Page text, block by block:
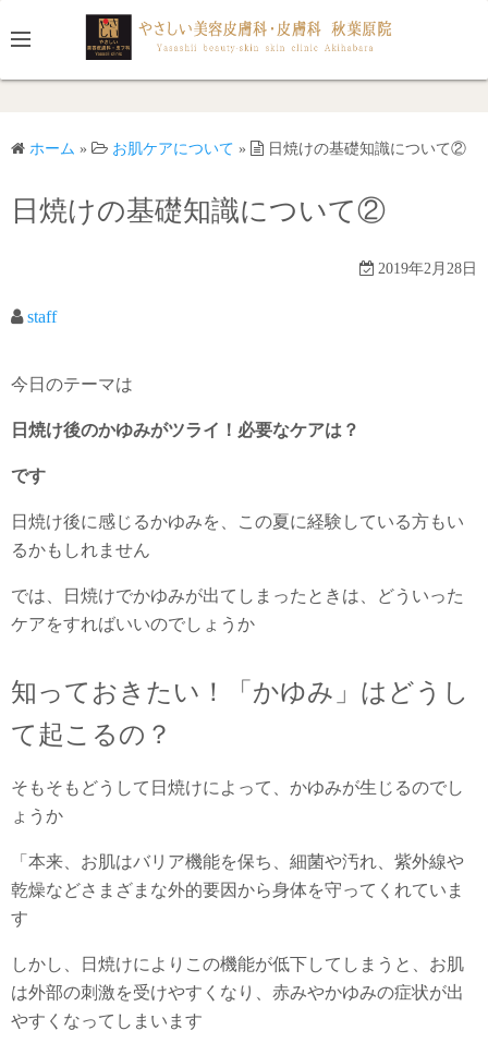
ン
へ
ホーム » お肌ケアについて » 日焼けの基礎知識について②
日焼けの基礎知識について②
2019年2月28日
staff
今日のテーマは
日焼け後のかゆみがツライ！必要なケアは？
です
日焼け後に感じるかゆみを、この夏に経験している方もい
るかもしれません
では、日焼けでかゆみが出てしまったときは、どういった
ケアをすればいいのでしょうか
知っておきたい！「かゆみ」はどうし
て起こるの？
そもそもどうして日焼けによって、かゆみが生じるのでし
ょうか
「本来、お肌はバリア機能を保ち、細菌や汚れ、紫外線や
乾燥などさまざまな外的要因から身体を守ってくれていま
す
しかし、日焼けによりこの機能が低下してしまうと、お肌
は外部の刺激を受けやすくなり、赤みやかゆみの症状が出
やすくなってしまいます